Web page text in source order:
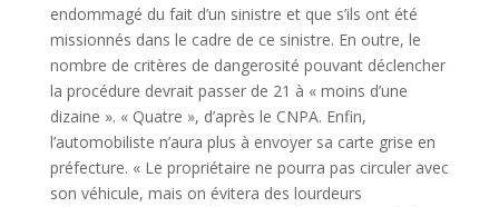
endommagé du fait d’un sinistre et que s’ils ont été
missionnés dans le cadre de ce sinistre. En outre, le
nombre de critères de dangerosité pouvant déclencher
la procédure devrait passer de 21 à « moins d’une
dizaine ». « Quatre », d’après le CNPA. Enfin,
l’automobiliste n’aura plus à envoyer sa carte grise en
préfecture. « Le propriétaire ne pourra pas circuler avec
son véhicule, mais on évitera des lourdeurs